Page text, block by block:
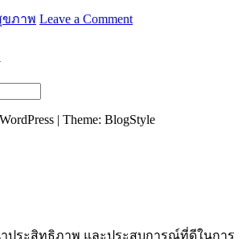
ขภาพ Leave a Comment
| Theme: BlogStyle
ประสิทธิภาพ และประสบการณ์ที่ดีในการ